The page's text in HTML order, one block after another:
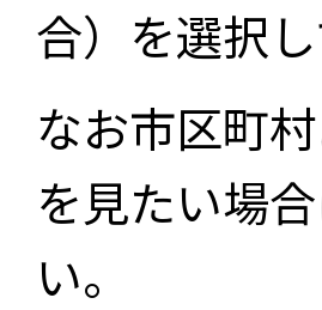
合）を選択
なお市区町
を見たい場
い。